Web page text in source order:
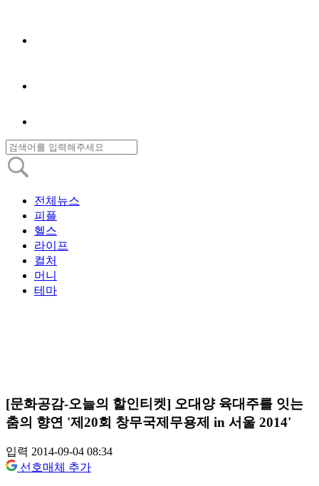
전체뉴스
피플
헬스
라이프
컬처
머니
테마
[문화공감-오늘의 할인티켓] 오대양 육대주를 잇는
춤의 향연 '제20회 창무국제무용제 in 서울 2014'
입력 2014-09-04 08:34
선호매체 추가